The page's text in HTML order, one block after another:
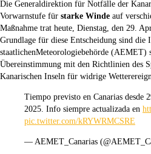
Die Generaldirektion für Notfälle der
Vorwarnstufe für starke Winde auf
Maßnahme trat heute, Dienstag, den 29.
Grundlage für diese Entscheidung sind die
staatlichenMeteorologiebehörde (AEMET)
Übereinstimmung mit den Richtlinien des
Kanarischen Inseln für widrige
Tiempo previsto en Canarias desde
2025. Info siempre actualizada en
pic.twitter.com/kRYWRMCSRE
— AEMET_Canarias